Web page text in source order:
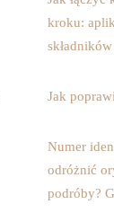
kroku:
składników
Jak
Numer
odróżnić
podróby?